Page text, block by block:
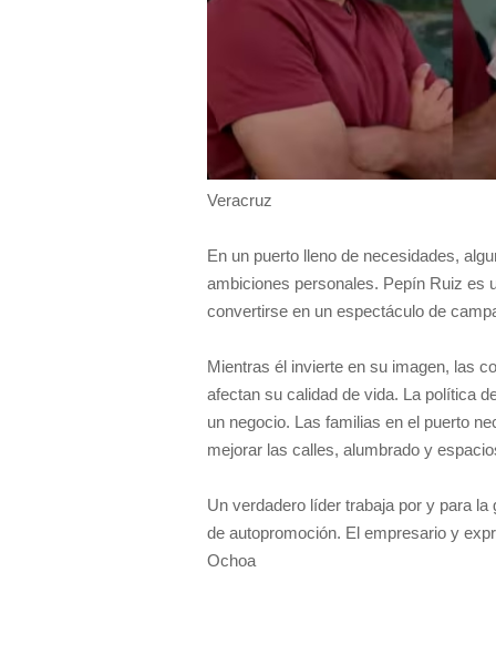
Veracruz
En un puerto lleno de necesidades,
ambiciones personales. Pepín Ruiz es
convertirse en un espectáculo de
Mientras él invierte en su imagen, las
afectan su calidad de vida. La política
un negocio. Las familias en el puerto
mejorar las calles, alumbrado y
Un verdadero líder trabaja por y para
de autopromoción. El empresario y
Ochoa